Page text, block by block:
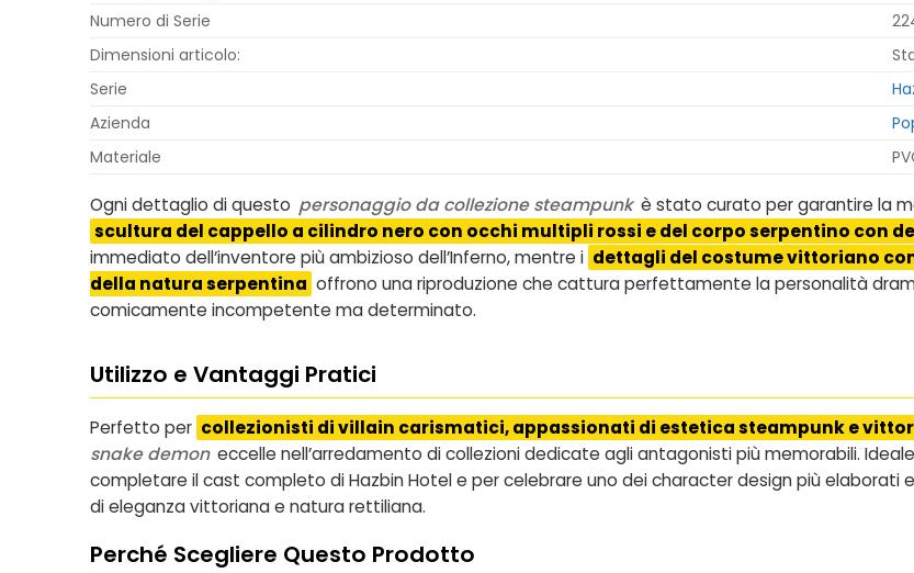
Numero di Serie
Dimensioni articolo:
Serie
Azienda
Materiale
Ogni dettaglio di questo personaggio da collezione steampunk è stato curato per garantire la
scultura del cappello a cilindro nero con occhi multipli rossi e del corpo serpentino con
immediato dell’inventore più ambizioso dell’Inferno, mentre i dettagli del costume vittoriano
della natura serpentina offrono una riproduzione che cattura perfettamente la personalità
comicamente incompetente ma determinato.
Utilizzo e Vantaggi Pratici
Perfetto per collezionisti di villain carismatici, appassionati di estetica steampunk e
snake demon eccelle nell’arredamento di collezioni dedicate agli antagonisti più memorabili.
completare il cast completo di Hazbin Hotel e per celebrare uno dei character design più elaborati
di eleganza vittoriana e natura rettiliana.
Perché Scegliere Questo Prodotto